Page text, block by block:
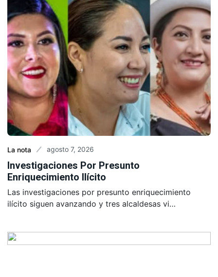
La nota agosto 7, 2026
Investigaciones Por Presunto
Enriquecimiento Ilícito
Las investigaciones por presunto enriquecimiento
ilícito siguen avanzando y tres alcaldesas vi…